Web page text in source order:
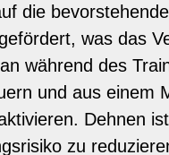
die
was das
während des
und aus einem
Dehnen
zu